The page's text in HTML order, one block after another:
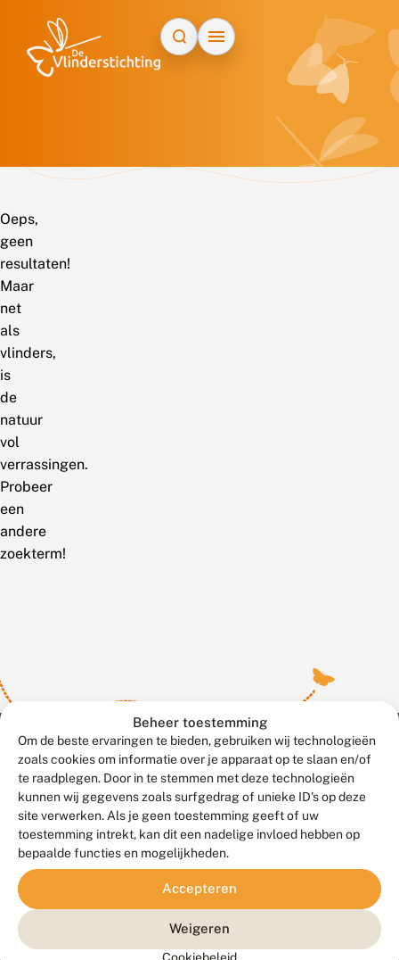
Beheer toestemming
Om de beste ervaringen te bieden, gebruiken wij technologieën
zoals cookies om informatie over je apparaat op te slaan en/of
te raadplegen. Door in te stemmen met deze technologieën
kunnen wij gegevens zoals surfgedrag of unieke ID's op deze
site verwerken. Als je geen toestemming geeft of uw
toestemming intrekt, kan dit een nadelige invloed hebben op
bepaalde functies en mogelijkheden.
Accepteren
Weigeren
Cookiebeleid
Oeps,
geen
resultaten!
Maar
net
als
vlinders,
is
de
natuur
vol
verrassingen.
Probeer
een
andere
zoekterm!
Contact
Veelgestelde vragen
Doneer
Meld waarnemingen© 2026 Vlinderstichting
Duurzaam ontwikkeld door
Go2People
, ontworpen door
Blue Field Agency
Privacy
Disclaimer
Sitemap